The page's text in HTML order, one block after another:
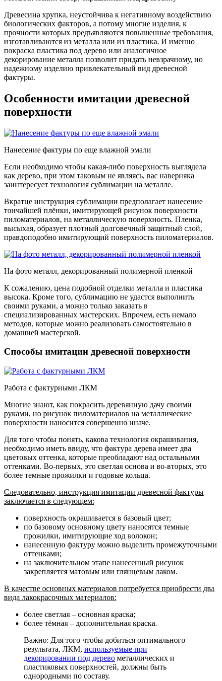
Древесина хрупка, неустойчива к негативному воздействию
биологических факторов, а потому многие изделия, к
прочности которых предъявляются повышенные требования,
изготавливаются из металла или из пластика. И именно
покраска пластика под дерево или аналогичное
декорирование металла позволит придать невзрачному, но
надежному изделию привлекательный вид древесной
фактуры.
Особенности имитации древесной
поверхности
Нанесение фактуры по еще влажной эмали
Если необходимо чтобы какая-либо поверхность выглядела
как дерево, при этом таковым не являясь, вас наверняка
заинтересует технология сублимации на металле.
Вкратце инструкция сублимации предполагает нанесение
тончайшей плёнки, имитирующей рисунок поверхности
пиломатериалов, на металлическую поверхность. Пленка,
высыхая, образует плотный долговечный защитный слой,
правдоподобно имитирующий поверхность пиломатериалов.
На фото металл, декорированный полимерной пленкой
К сожалению, цена подобной отделки металла и пластика
высока. Кроме того, сублимацию не удастся выполнить
своими руками, а можно только заказать в
специализированных мастерских. Впрочем, есть немало
методов, которые можно реализовать самостоятельно в
домашней мастерской.
Способы имитации древесной поверхности
Работа с фактурными ЛКМ
Многие знают, как покрасить деревянную дачу своими
руками, но рисунок пиломатериалов на металлические
поверхности наносится совершенно иначе.
Для того чтобы понять, какова технология окрашивания,
необходимо иметь ввиду, что фактура дерева имеет два
цветовых оттенка, которые преобладают над остальными
оттенками. Во-первых, это светлая основа и во-вторых, это
более темные прожилки и годовые кольца.
Следовательно, инструкция имитации древесной фактуры
заключается в следующем:
поверхность окрашивается в базовый цвет;
по базовому основному цвету наносятся темные
прожилки, имитирующие ход волокон;
нанесенную фактуру можно выделить промежуточными
оттенками;
на заключительном этапе нанесенный рисунок
закрепляется матовым или глянцевым лаком.
В качестве основных материалов потребуется приобрести два
вида лакокрасочных материалов:
более светлая – основная краска;
более тёмная – дополнительная краска.
Важно: Для того чтобы добиться оптимального
результата, ЛКМ, используемые при
декорировании под дерево металлических и
пластиковых поверхностей, должны быть
однородными по составу.